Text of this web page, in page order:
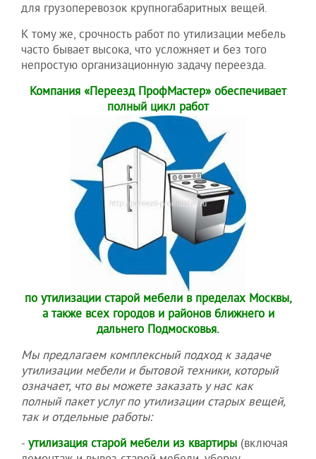
для грузоперевозок крупногабаритных вещей.
К тому же, срочность работ по утилизации мебель
часто бывает высока, что усложняет и без того
непростую организационную задачу переезда.
Компания «Переезд ПрофМастер» обеспечивает
полный цикл работ
по утилизации старой мебели в пределах Москвы,
а также всех городов и районов ближнего и
дальнего Подмосковья.
Мы предлагаем комплексный подход к задаче
утилизации мебели и бытовой техники, который
означает, что вы можете заказать у нас как
полный пакет услуг по утилизации старых вещей,
так и отдельные работы:
- утилизация старой мебели из квартиры (включая